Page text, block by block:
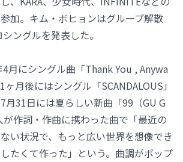
加。キム・ボヒョンはグループ解散
ングルを発表した。
4月にシングル曲「Thank You , Anywa
月後にはシングル「SCANDALOUS」
月31日には夏らしい新曲「99（GU G
作詞・作曲に携わった曲で「最近の
い状況で、もっと広い世界を想像でき
たくて作った」という。曲調がポップ